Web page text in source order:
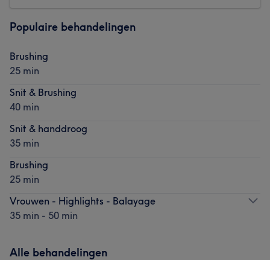
Populaire behandelingen
Brushing
25 min
Snit & Brushing
40 min
Snit & handdroog
35 min
Brushing
25 min
Vrouwen - Highlights - Balayage
35 min - 50 min
Alle behandelingen